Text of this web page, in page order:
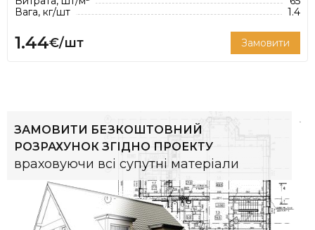
*Витрата плитки вказана з розрахунку
Вага, кг/шт
1.4
1.44€/шт Замовити
ЗАМОВИТИ БЕЗКОШТОВНИЙ
РОЗРАХУНОК ЗГІДНО ПРОЕКТУ
враховуючи всі супутні матеріали